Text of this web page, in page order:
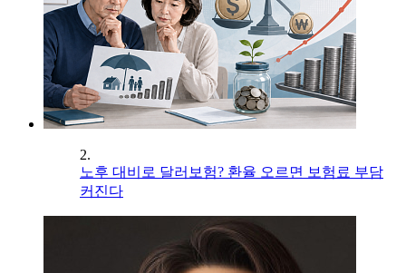
2.
노후 대비로 달러보험? 환율 오르면 보험료 부담
커진다